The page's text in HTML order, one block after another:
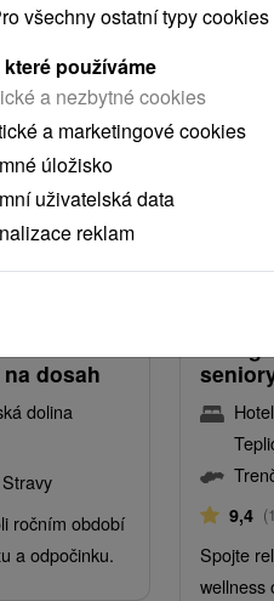
623,97Kč
a
dosah
dolina
ročním období
a odpočinku.
9,4
Spojte
wellness
všechny ostatní typy
používáme
a nezbytné cookies
a marketingové cookies
úložisko
uživatelská data
reklam